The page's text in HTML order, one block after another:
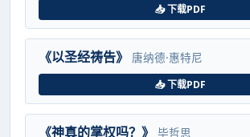
📥 下载PDF
《以圣经祷告》 唐纳德·惠特尼
📥 下载PDF
《神真的掌权吗？》 毕哲思